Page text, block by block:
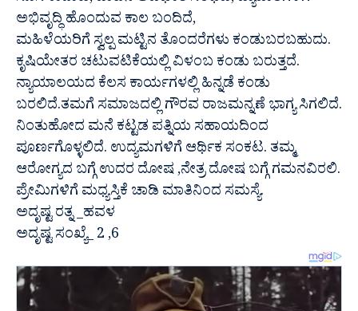
ಅಭಿವೃದ್ಧಿ ಹೊಂದುವ ಕಾಲ ಬಂದಿದೆ,
ಮಹಿಳೆಯರಿಗೆ ಸ್ವಲ್ಪ ಮಟ್ಟಿನ ತೊಂದರೆಗಳು ಕಂಡುಬರಬಹುದು.
ಕೃಷಿಯೇತರ ಚಟುವಟಿಕೆಯಲ್ಲಿ ವಿಳಂಬ ಕಂಡು ಬರುತ್ತದೆ.
ನ್ಯಾಯಾಲಯದ ಕೆಲಸ ಕಾರ್ಯಗಳಲ್ಲಿ ಹಿನ್ನಡೆ ಕಂಡು
ಬರಲಿದೆ.ತಮಗೆ ಸಮಾಜದಲ್ಲಿ ಗೌರವ ರಾಜಮನ್ನಣೆ ಭಾಗ್ಯ ಸಿಗಲಿದೆ.
ನಿಂತುಹೋದ ಮನೆ ಕಟ್ಟಡ ಪತ್ನಿಯ ಸಹಾಯದಿಂದ
ಪೂರ್ಣಗೊಳ್ಳಲಿದೆ. ಉದ್ಯಮಗಳಿಗೆ ಆರ್ಥಿಕ ಸಂಕಟ. ತಮ್ಮ
ಆರೋಗ್ಯದ ಬಗ್ಗೆ ಉದರ ದೋಷ ,ನೇತ್ರ ದೋಷ ಬಗ್ಗೆ ಗಮನವಿರಲಿ.
ಪ್ರೇಮಿಗಳಿಗೆ ಮಧ್ಯಸ್ತಿಕೆ ಚಾಡಿ ಮಾತಿನಿಂದ ಸಮಸ್ಯೆ.
ಅದೃಷ್ಟ ರತ್ನ _ಹವಳ
ಅದೃಷ್ಟ ಸಂಖ್ಯೆ_ 2 ,6